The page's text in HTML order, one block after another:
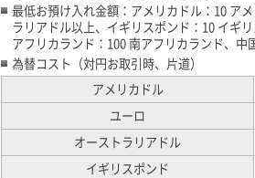
最低お預け入れ金額：アメリカドル：10 ア
ラリアドル以上、イギリスポンド：10 イギ
アフリカランド：100 南アフリカランド、中
為替コスト（対円お取引時、片道）
アメリカドル
ユーロ
オーストラリアドル
イギリスポンド